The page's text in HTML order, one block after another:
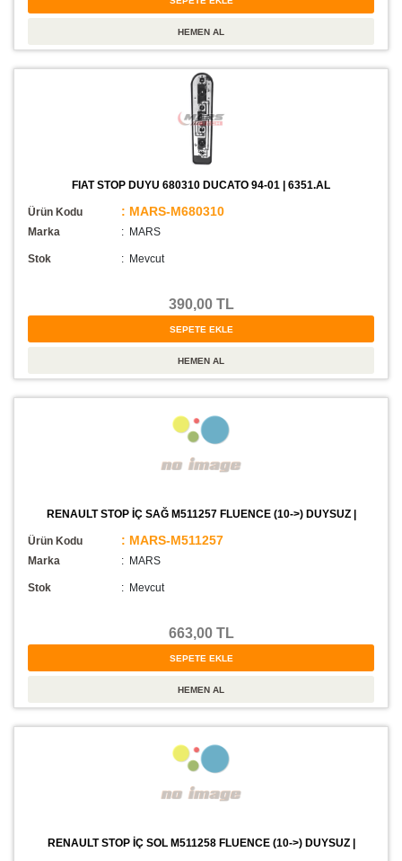
FIAT STOP DUYU 680310 DUCATO 94-01 | 6351.AL
Ürün Kodu : MARS-M680310
Marka : MARS
Stok : Mevcut
390,00 TL
RENAULT STOP İÇ SAĞ M511257 FLUENCE (10->) DUYSUZ |
Ürün Kodu : MARS-M511257
Marka : MARS
Stok : Mevcut
663,00 TL
RENAULT STOP İÇ SOL M511258 FLUENCE (10->) DUYSUZ |